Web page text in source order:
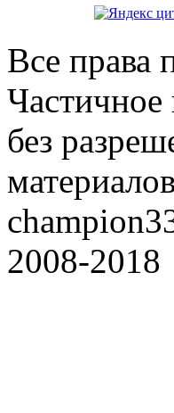
Все права
Частичное
без
2008-2018